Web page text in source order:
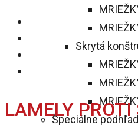
Skrytá
Špeciálne
LAMELY PROTI